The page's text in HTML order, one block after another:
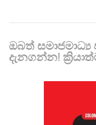
ඔබත්
දැනගන්න!